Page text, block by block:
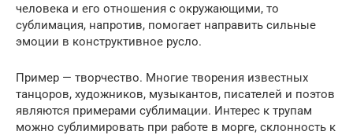
человека и его отношения с окружающими, то
сублимация, напротив, помогает направить сильные
эмоции в конструктивное русло.
Пример — творчество. Многие творения известных
танцоров, художников, музыкантов, писателей и поэтов
являются примерами сублимации. Интерес к трупам
можно сублимировать при работе в морге, склонность к